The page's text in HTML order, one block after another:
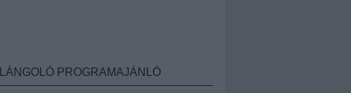
LÁNGOLÓ PROGRAMAJÁNLÓ